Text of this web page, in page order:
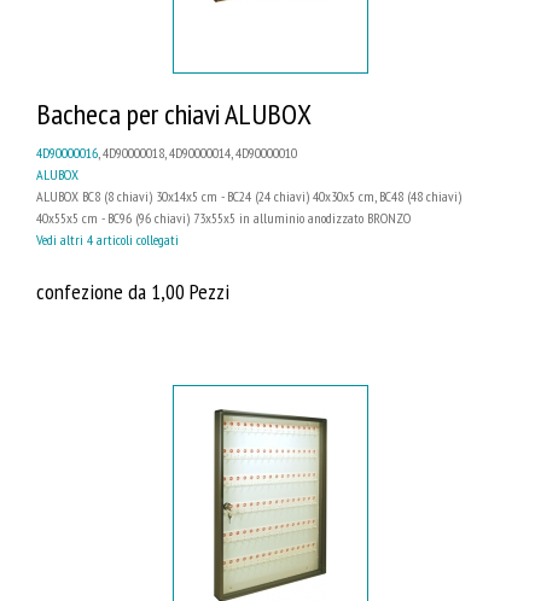
Bacheca per chiavi ALUBOX
4D90000016, 4D90000018, 4D90000014, 4D90000010
ALUBOX
ALUBOX BC8 (8 chiavi) 30x14x5 cm - BC24 (24 chiavi) 40x30x5 cm, BC48 (48 chiavi)
40x55x5 cm - BC96 (96 chiavi) 73x55x5 in alluminio anodizzato BRONZO
Vedi altri 4 articoli collegati
confezione da 1,00 Pezzi